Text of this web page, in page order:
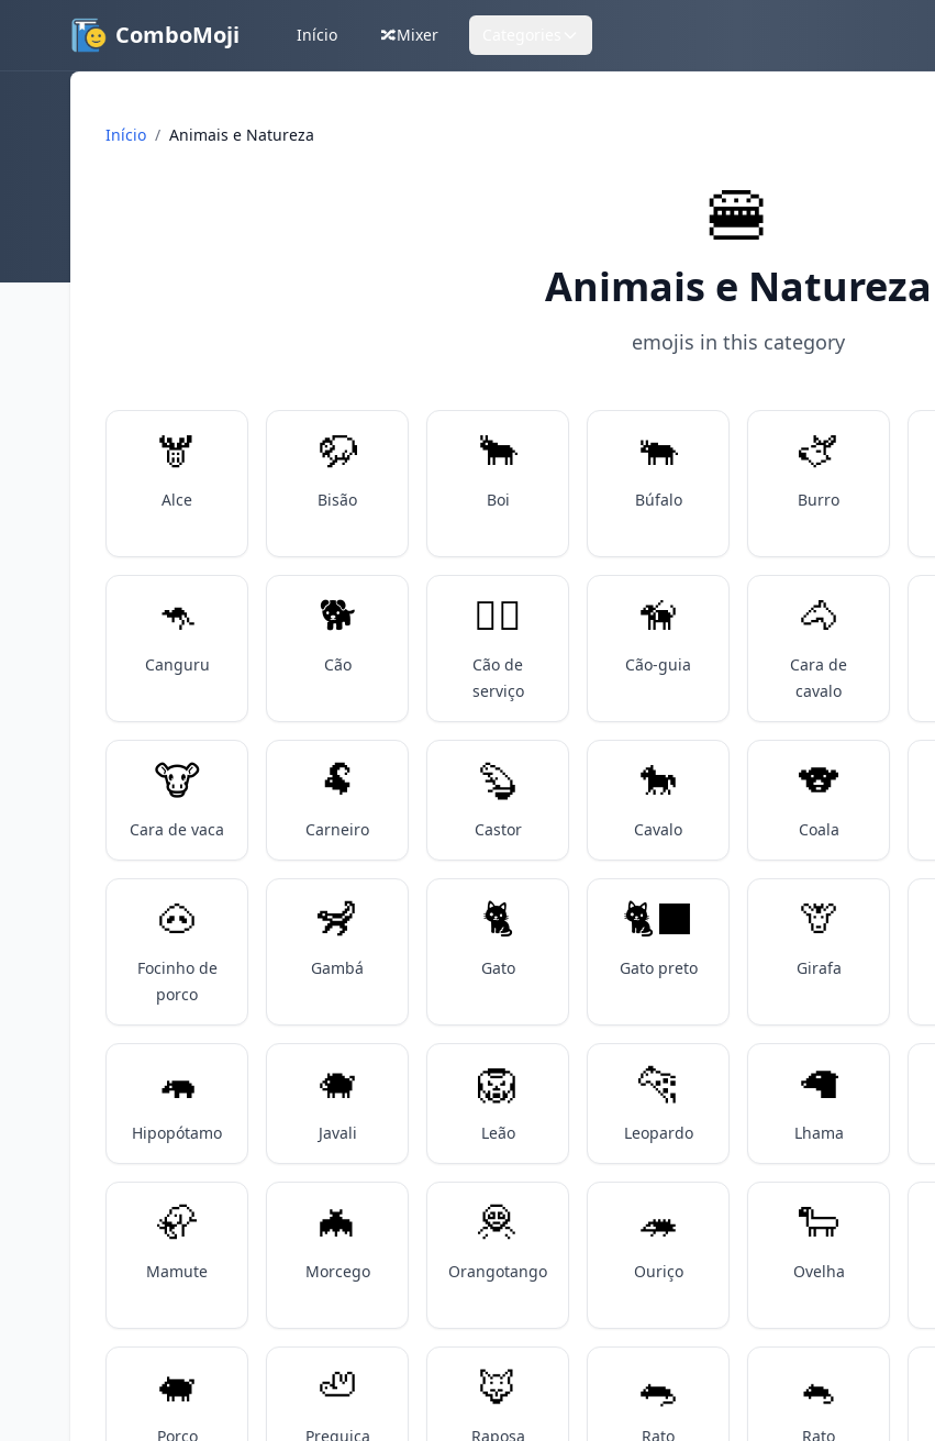
ComboMoji Início 🔀Mixer
Início / Animais e Natureza
🍔
Animais e Natureza
emojis in this category
🫎
Alce
🦬
Bisão
🐂
Boi
🐃
Búfalo
🫏
Burro
🦘
Canguru
🐕️
Cão
🐕‍🦺
Cão de
serviço
🦮
Cão-guia
🐴
Cara de
cavalo
🐮
Cara de vaca
🐏
Carneiro
🦫
Castor
🐎
Cavalo
🐨
Coala
🐽
Focinho de
porco
🦨
Gambá
🐈️
Gato
🐈‍⬛
Gato preto
🦒
Girafa
🦛
Hipopótamo
🐗
Javali
🦁
Leão
🐆
Leopardo
🦙
Lhama
🦣
Mamute
🦇
Morcego
🦧
Orangotango
🦔
Ouriço
🐑
Ovelha
🐖
Porco
🦥
Preguiça
🦊
Raposa
🐀
Rato
🐁
Rato